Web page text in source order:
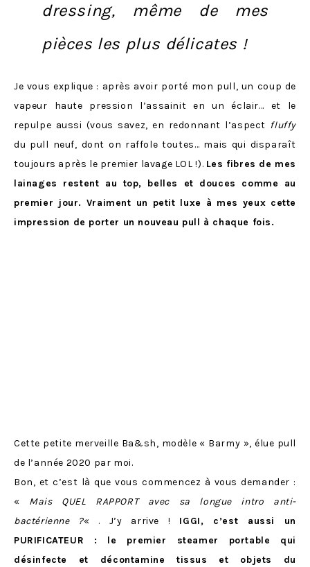
dressing, même de mes
pièces les plus délicates !
Je vous explique : après avoir porté mon pull, un coup de
vapeur haute pression l’assainit en un éclair… et le
repulpe aussi (vous savez, en redonnant l’aspect fluffy
du pull neuf, dont on raffole toutes… mais qui disparaît
toujours après le premier lavage LOL !). Les fibres de mes
lainages restent au top, belles et douces comme au
premier jour. Vraiment un petit luxe à mes yeux cette
impression de porter un nouveau pull à chaque fois.
Cette petite merveille Ba&sh, modèle « Barmy », élue pull
de l’année 2020 par moi.
Bon, et c’est là que vous commencez à vous demander :
« Mais QUEL RAPPORT avec sa longue intro anti-
bactérienne ?« . J’y arrive ! IGGI, c’est aussi un
PURIFICATEUR : le premier steamer portable qui
désinfecte et décontamine tissus et objets du